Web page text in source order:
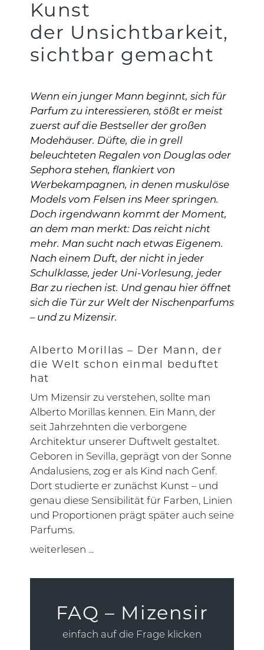
Kunst
der Unsichtbarkeit,
sichtbar gemacht
Wenn ein junger Mann beginnt, sich für
Parfum zu interessieren, stößt er meist
zuerst auf die Bestseller der großen
Modehäuser. Düfte, die in grell
beleuchteten Regalen von Douglas oder
Sephora stehen, flankiert von
Werbekampagnen, in denen muskulöse
Models vom Felsen ins Meer springen.
Doch irgendwann kommt der Moment,
an dem man merkt: Das reicht nicht
mehr. Man sucht nach etwas Eigenem.
Nach einem Duft, der nicht in jeder
Schulklasse, jeder Uni-Vorlesung, jeder
Bar zu riechen ist. Und genau hier öffnet
sich die Tür zur Welt der Nischenparfums
– und zu Mizensir.
Alberto Morillas – Der Mann, der
die Welt schon einmal beduftet
hat
Um Mizensir zu verstehen, sollte man
Alberto Morillas kennen. Ein Mann, der
seit Jahrzehnten die verborgene
Architektur unserer Duftwelt gestaltet.
Geboren in Sevilla, geprägt von der Sonne
Andalusiens, zog er als Kind nach Genf.
Dort studierte er zunächst Kunst – und
genau diese Sensibilität für Farben, Linien
und Proportionen prägt später auch seine
Parfums.
weiterlesen ...
FAQ – Mizensir
einfach auf die Frage klicken